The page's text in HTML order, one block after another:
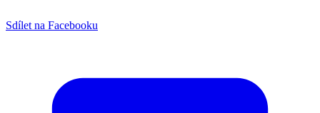
Sdílet na Facebooku